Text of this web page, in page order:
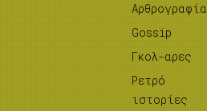
Αρθρογραφία
Gossip
Γκολ-αρες
Ρετρό
ιστορίες